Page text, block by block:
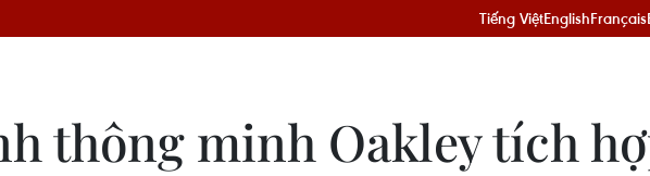
Tiếng ViệtEnglishFrançais
thông minh Oakley tích